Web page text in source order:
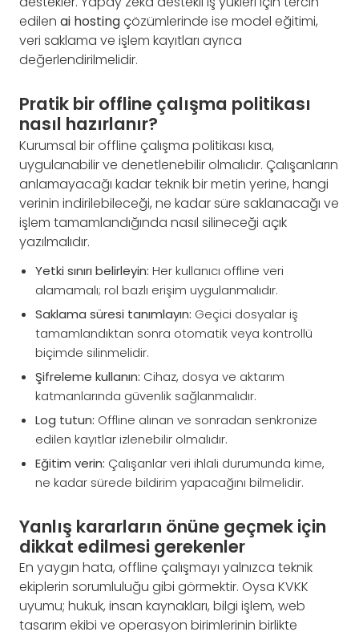
edilen ai hostingçözümlerinde ise model eğitimi,
veri saklama ve işlem kayıtları ayrıca
değerlendirilmelidir.
Pratik bir offline çalışma politikası
nasıl hazırlanır?
Kurumsal bir offline çalışma politikası kısa,
uygulanabilir ve denetlenebilir olmalıdır. Çalışanların
anlamayacağı kadar teknik bir metin yerine, hangi
verinin indirilebileceği, ne kadar süre saklanacağı ve
işlem tamamlandığında nasıl silineceği açık
yazılmalıdır.
Yetki sınırı belirleyin: Her kullanıcı offline veri
alamamalı; rol bazlı erişim uygulanmalıdır.
Saklama süresi tanımlayın: Geçici dosyalar iş
tamamlandıktan sonra otomatik veya kontrollü
biçimde silinmelidir.
Şifreleme kullanın: Cihaz, dosya ve aktarım
katmanlarında güvenlik sağlanmalıdır.
Log tutun: Offline alınan ve sonradan senkronize
edilen kayıtlar izlenebilir olmalıdır.
Eğitim verin: Çalışanlar veri ihlali durumunda kime,
ne kadar sürede bildirim yapacağını bilmelidir.
Yanlış kararların önüne geçmek için
dikkat edilmesi gerekenler
En yaygın hata, offline çalışmayı yalnızca teknik
ekiplerin sorumluluğu gibi görmektir. Oysa KVKK
uyumu; hukuk, insan kaynakları, bilgi işlem, web
tasarım ekibi ve operasyon birimlerinin birlikte